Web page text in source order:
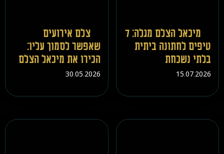
מיכאל הצלם מגלה: 7
טיפים לחתונה ביתית
בלתי נשכחת
15.07.2026
צלם אירועים
שאפשר לסמוך עליו:
הכירו את מיכאל הצלם
30.05.2026